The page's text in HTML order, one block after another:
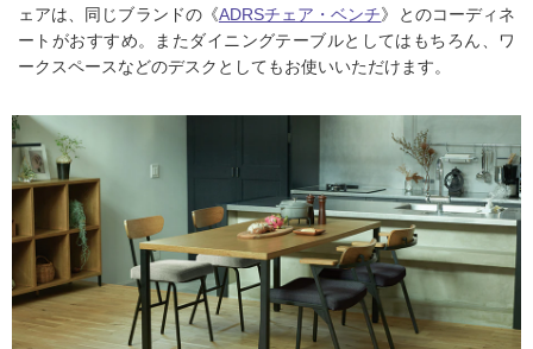
ェアは、同じブランドの《ADRSチェア・ベンチ》とのコーディネ
ートがおすすめ。またダイニングテーブルとしてはもちろん、ワ
ークスペースなどのデスクとしてもお使いいただけます。